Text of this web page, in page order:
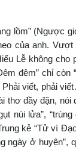
lồm” (Ngược
của anh.
Lễ không
đêm” chỉ còn
Phải viết, phải
thơ đầy đặn,
núi lửa”,
kẻ “Tử vì
ở huyện”,